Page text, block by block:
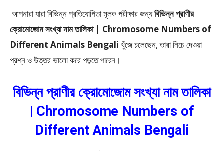
আপনারা যারা বিভিন্ন প্রতিযোগিতা মূলক পরীক্ষার জন্যবিভিন্ন প্রাণীর
ক্রোমোজোম সংখ্যা নাম তালিকা | Chromosome Numbers of
Different Animals Bengali খুঁজে চলেছেন, তারা নিচে দেওয়া
প্রশ্ন ও উত্তর ভালো করে পড়তে পারেন।
বিভিন্ন প্রাণীর ক্রোমোজোম সংখ্যা নাম তালিকা
| Chromosome Numbers of
Different Animals Bengali